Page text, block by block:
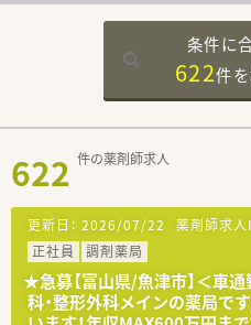
条件に
622件を
622 件の薬剤師求人
更新日： 2026/07/22 薬剤師求人
正社員
調剤薬局
★急募【富山県/魚津市】＜車
科・整形外科メインの薬局で